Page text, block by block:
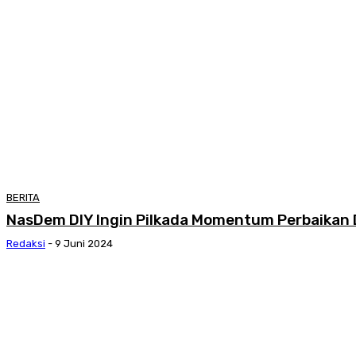
BERITA
NasDem DIY Ingin Pilkada Momentum Perbaikan
Redaksi - 9 Juni 2024